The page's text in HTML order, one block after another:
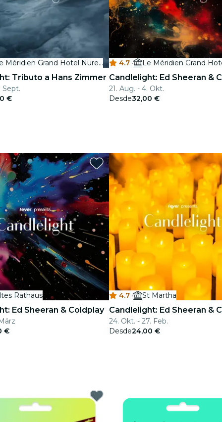
Le Méridien Grand Hotel Nuremberg
Tributo a Hans Zimmer
Sept.
€
4.7 ·
Candlelight: Ed Sheeran &
21. Aug. - 4. Okt.
Desde32,00 €
Rathaus
Ed Sheeran & Coldplay
€
4.7 · St Martha
Candlelight: Ed Sheeran &
24. Okt. - 27. Feb.
Desde24,00 €